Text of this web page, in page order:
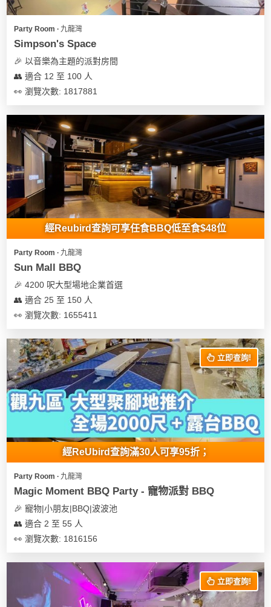
遊
艇
出
租
Party Room ∙ 九龍灣
Simpson's Space
🎉 以音樂為主題的派對房間
👥 適合 12 至 100 人
👀 瀏覽次數: 1817881
經Reubird查詢可享任食BBQ低至食$48位
Party Room ∙ 九龍灣
Sun Mall BBQ
🎉 4200 呎大型場地企業首選
👥 適合 25 至 150 人
👀 瀏覽次數: 1655411
立即查詢!
經ReUbird查詢滿30人可享95折；
Party Room ∙ 九龍灣
Magic Moment BBQ Party - 寵物派對 BBQ
🎉 寵物|小朋友|BBQ|波波池
👥 適合 2 至 55 人
👀 瀏覽次數: 1816156
立即查詢!